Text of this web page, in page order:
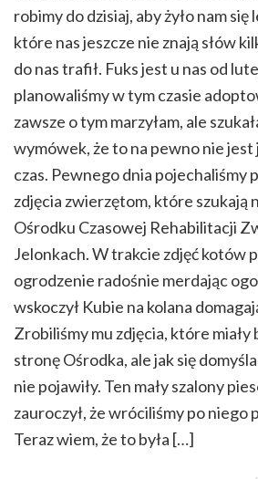
robimy do dzisiaj, aby żyło nam się
które nas jeszcze nie znają słów
do nas trafił. Fuks jest u nas od
planowaliśmy w tym czasie
zawsze o tym marzyłam, ale
wymówek, że to na pewno nie
czas. Pewnego dnia pojechaliśmy
zdjęcia zwierzętom, które szukają
Ośrodku Czasowej Rehabilitacji
Jelonkach. W trakcie zdjęć kotów
ogrodzenie radośnie merdając
wskoczył Kubie na kolana
Zrobiliśmy mu zdjęcia, które miały
stronę Ośrodka, ale jak się
nie pojawiły. Ten mały szalony
zauroczył, że wróciliśmy po niego
Teraz wiem, że to była […]